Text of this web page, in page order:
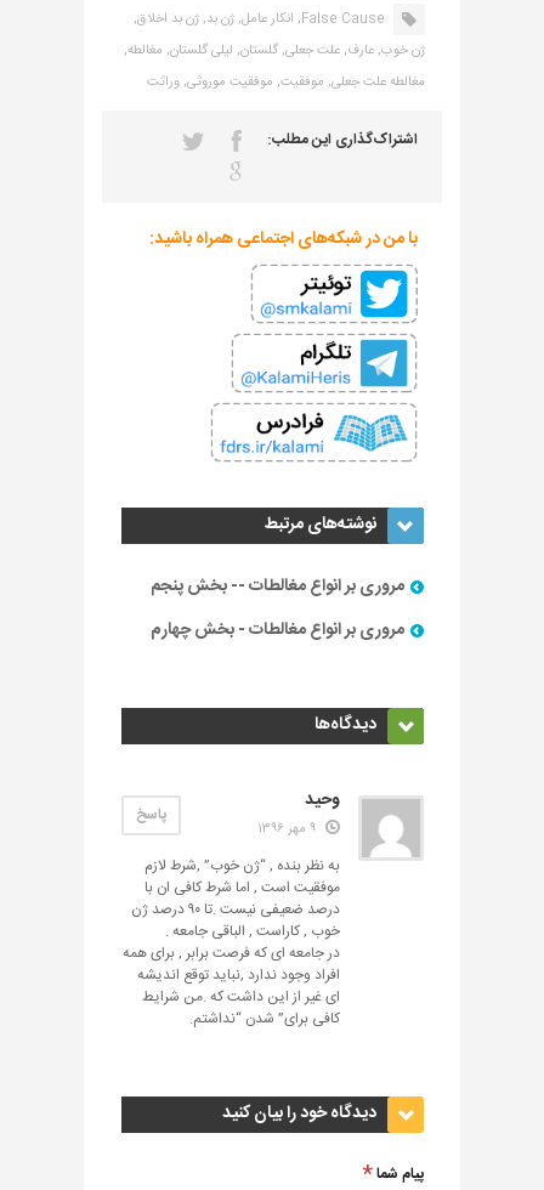
False Cause, انکار عامل,ژن بد,ژن بد اخلاق,
ژن خوب,عارف,علت جعلی,گلستان, لیلی گلستان, مغالطه,
مغالطه علت جعلی, موفقیت, موفقیت موروثی,وراثت
اشتراک‌گذاری این مطلب:
با من در شبکه‌های اجتماعی همراه باشید:
نوشته‌های مرتبط
مروری بر انواع مغالطات -- بخش پنجم
مروری بر انواع مغالطات - بخش چهارم
دیدگاه‌ها
پاسخ وحید
به نظر بنده , “ژن خوب” ,شرط لازم
موفقیت است , اما شرط کافی ان با
درصد ضعیفی نیست .تا ۹۰ درصد ژن
خوب , کاراست , الباقی جامعه .
در جامعه ای که فرصت برابر , برای همه
افراد وجود ندارد ,نباید توقع اندیشه
ای غیر از این داشت که .من شرایط
کافی برای” شدن “نداشتم.
دیدگاه خود را بیان کنید
پیام شما